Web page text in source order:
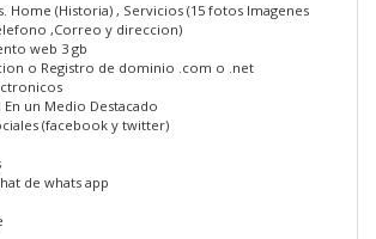
Home (Historia) , Servicios (15 fotos Imagenes
,Correo y direccion)
web 3 gb
o Registro de dominio .com o .net
un Medio Destacado
(facebook y twitter)
de whats app